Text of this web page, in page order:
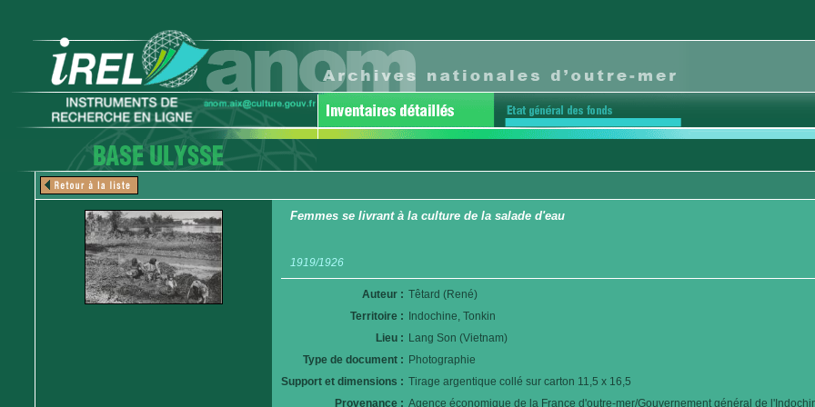
Femmes se livrant à la culture de la salade d'eau
1919/1926
Auteur : Têtard (René)
Territoire :
Indochine, Tonkin
Lieu : Lang Son (Vietnam)
Type de document : Photographie
Support et dimensions : Tirage argentique collé sur carton 11,5 x 16,5
Provenance : Agence économique de la France d'outre-mer/Gouvernement général de